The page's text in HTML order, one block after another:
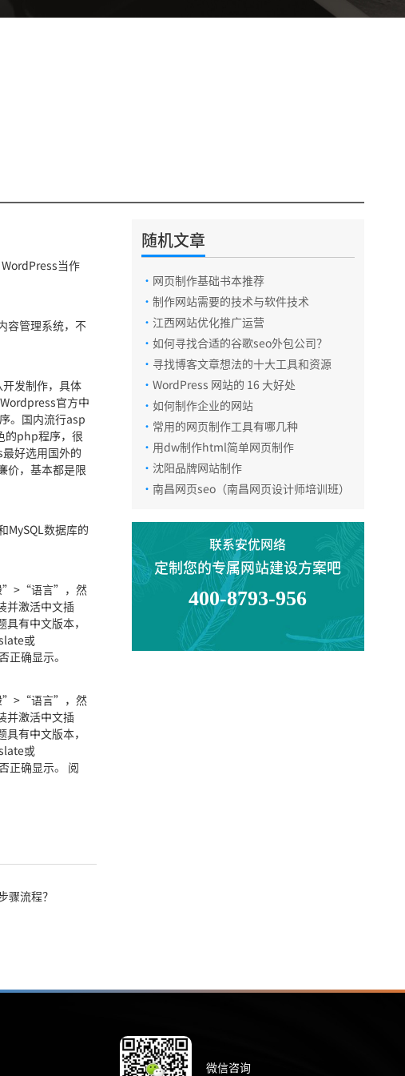
当作
容管理系统，不
发制作，具体
官方中
。国内流行asp
的php程序，很
好选用国外的
价，基本都是限
MySQL数据库的
”>“语言”，然
并激活中文插
有中文版本，
或
确显示。
”>“语言”，然
并激活中文插
有中文版本，
或
正确显示。 阅
骤流程？
随机文章
· 网页制作基础书本推荐
· 制作网站需要的技术与软件技术
· 江西网站优化推广运营
· 如何寻找合适的谷歌seo外包公司？
· 寻找博客文章想法的十大工具和资源
· WordPress 网站的 16 大好处
· 如何制作企业的网站
· 常用的网页制作工具有哪几种
· 用dw制作html简单网页制作
· 沈阳品牌网站制作
· 南昌网页seo（南昌网页设计师培训班）
联系安优网络
定制您的专属网站建设方案吧
400-8793-956
微信咨询
障